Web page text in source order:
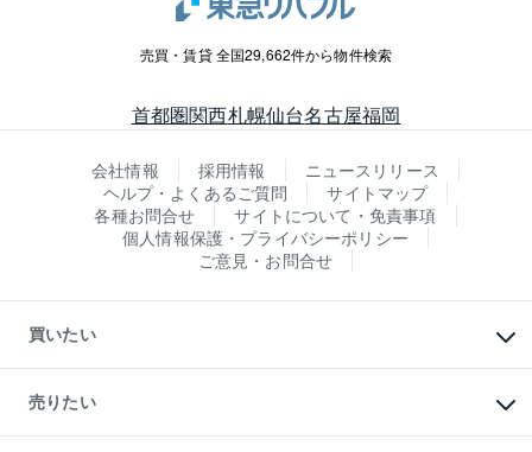
売買・賃貸 全国29,662件から物件検索
首都圏関西札幌仙台名古屋福岡
会社情報 採用情報
ニュースリリース
ヘルプ・よくあるご質問
サイトマップ
各種お問合せ
サイトについて・免責事項
個人情報保護・プライバシーポリシー
ご意見・お問合せ
買いたい
新築・分譲マンションの購入
中古マンションの購入
一戸建ての購入
売りたい